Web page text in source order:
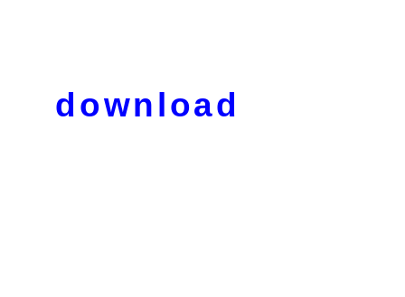
download